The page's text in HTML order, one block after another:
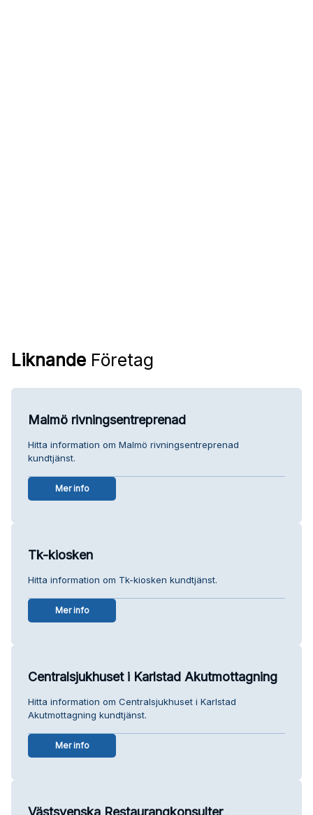
Liknande Företag
Malmö rivningsentreprenad
Hitta information om Malmö rivningsentreprenad
kundtjänst.
Mer info
Tk-kiosken
Hitta information om Tk-kiosken kundtjänst.
Mer info
Centralsjukhuset i Karlstad Akutmottagning
Hitta information om Centralsjukhuset i Karlstad
Akutmottagning kundtjänst.
Mer info
Västsvenska Restaurangkonsulter